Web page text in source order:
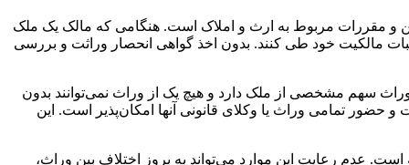
و مقررات مربوط به ارث و املاک است. هنگامی که مالک یک ملک
مالکیت خود طی کنند. بدون اخذ گواهی انحصار وراثت و بررسی
سهم مشخصی از ملک دارد و هیچ یک از وراث نمی‌توانند بدون
تمامی وراث یا وکلای قانونی آنها امکان‌پذیر است. این
عدم رعایت این موارد می‌تواند به بروز اختلاف بین وراث،